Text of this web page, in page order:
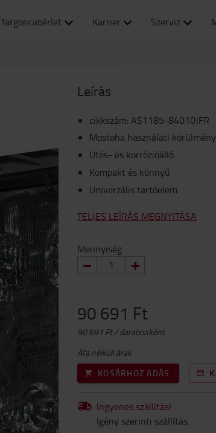
Targoncabérlet Karrier Szerviz
Leírás
cikkszám: AS1185-84010JFR
Mostoha használati
Ütés- és korrózióálló
Kompakt és könnyű
Univerzális tartóelem
TELJES LEÍRÁS MEGNYITÁSA
Mennyiség
90 691 Ft
90 691 Ft / darabonként
Áfa nélküli árak
KOSÁRHOZ ADÁS
Ingyenes szállítás!
Igény szerinti szállítás.